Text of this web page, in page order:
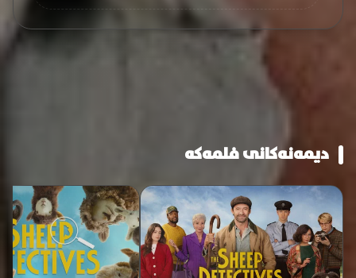
دیمەنەکانی فلمەکە